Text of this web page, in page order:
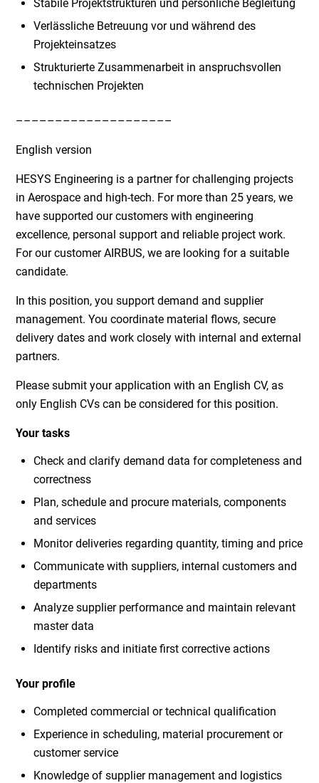
Stabile Projektstrukturen und persönliche Begleitung
Verlässliche Betreuung vor und während des
Projekteinsatzes
Strukturierte Zusammenarbeit in anspruchsvollen
technischen Projekten
––––––––––––––––––––
English version
HESYS Engineering is a partner for challenging projects
in Aerospace and high-tech. For more than 25 years, we
have supported our customers with engineering
excellence, personal support and reliable project work.
For our customer AIRBUS, we are looking for a suitable
candidate.
In this position, you support demand and supplier
management. You coordinate material flows, secure
delivery dates and work closely with internal and external
partners.
Please submit your application with an English CV, as
only English CVs can be considered for this position.
Your tasks
Check and clarify demand data for completeness and
correctness
Plan, schedule and procure materials, components
and services
Monitor deliveries regarding quantity, timing and price
Communicate with suppliers, internal customers and
departments
Analyze supplier performance and maintain relevant
master data
Identify risks and initiate first corrective actions
Your profile
Completed commercial or technical qualification
Experience in scheduling, material procurement or
customer service
Knowledge of supplier management and logistics